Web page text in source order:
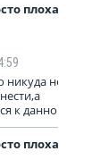
плохая
никуда не
к данной...
плохая